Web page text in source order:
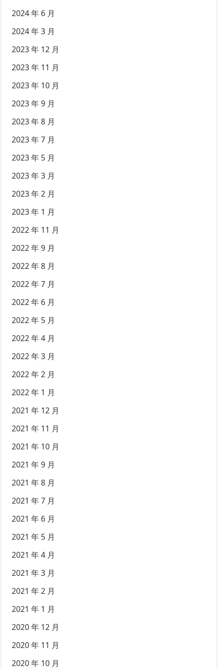
2024 年 6 月
2024 年 3 月
2023 年 12 月
2023 年 11 月
2023 年 10 月
2023 年 9 月
2023 年 8 月
2023 年 7 月
2023 年 5 月
2023 年 3 月
2023 年 2 月
2023 年 1 月
2022 年 11 月
2022 年 9 月
2022 年 8 月
2022 年 7 月
2022 年 6 月
2022 年 5 月
2022 年 4 月
2022 年 3 月
2022 年 2 月
2022 年 1 月
2021 年 12 月
2021 年 11 月
2021 年 10 月
2021 年 9 月
2021 年 8 月
2021 年 7 月
2021 年 6 月
2021 年 5 月
2021 年 4 月
2021 年 3 月
2021 年 2 月
2021 年 1 月
2020 年 12 月
2020 年 11 月
2020 年 10 月